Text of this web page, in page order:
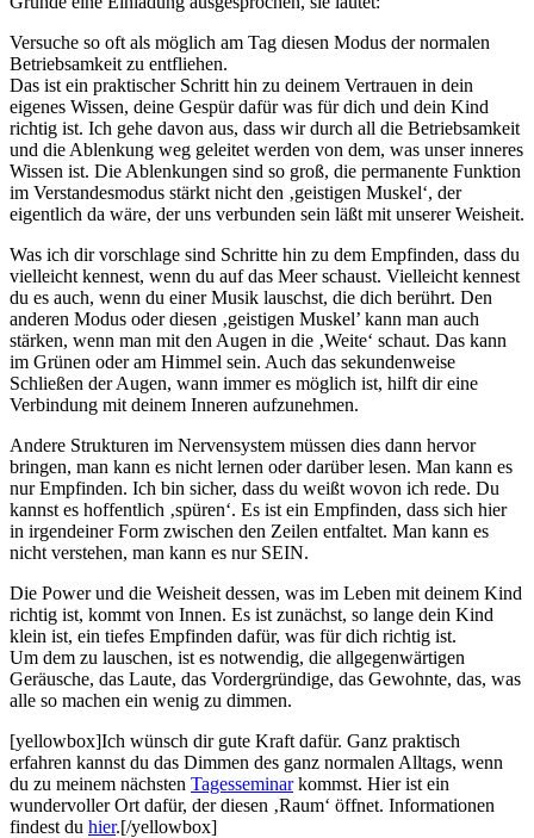
Versuche so oft als möglich am Tag diesen Modus der normalen
Betriebsamkeit zu entfliehen.
Das ist ein praktischer Schritt hin zu deinem Vertrauen in dein
eigenes Wissen, deine Gespür dafür was für dich und dein Kind
richtig ist. Ich gehe davon aus, dass wir durch all die Betriebsamkeit
und die Ablenkung weg geleitet werden von dem, was unser inneres
Wissen ist. Die Ablenkungen sind so groß, die permanente Funktion
im Verstandesmodus stärkt nicht den ‚geistigen Muskel‘, der
eigentlich da wäre, der uns verbunden sein läßt mit unserer Weisheit.
Was ich dir vorschlage sind Schritte hin zu dem Empfinden, dass du
vielleicht kennest, wenn du auf das Meer schaust. Vielleicht kennest
du es auch, wenn du einer Musik lauschst, die dich berührt. Den
anderen Modus oder diesen ‚geistigen Muskel’ kann man auch
stärken, wenn man mit den Augen in die ‚Weite‘ schaut. Das kann
im Grünen oder am Himmel sein. Auch das sekundenweise
Schließen der Augen, wann immer es möglich ist, hilft dir eine
Verbindung mit deinem Inneren aufzunehmen.
Andere Strukturen im Nervensystem müssen dies dann hervor
bringen, man kann es nicht lernen oder darüber lesen. Man kann es
nur Empfinden. Ich bin sicher, dass du weißt wovon ich rede. Du
kannst es hoffentlich ‚spüren‘. Es ist ein Empfinden, dass sich hier
in irgendeiner Form zwischen den Zeilen entfaltet. Man kann es
nicht verstehen, man kann es nur SEIN.
Die Power und die Weisheit dessen, was im Leben mit deinem Kind
richtig ist, kommt von Innen. Es ist zunächst, so lange dein Kind
klein ist, ein tiefes Empfinden dafür, was für dich richtig ist.
Um dem zu lauschen, ist es notwendig, die allgegenwärtigen
Geräusche, das Laute, das Vordergründige, das Gewohnte, das, was
alle so machen ein wenig zu dimmen.
[yellowbox]Ich wünsch dir gute Kraft dafür. Ganz praktisch
erfahren kannst du das Dimmen des ganz normalen Alltags, wenn
du zu meinem nächsten Tagesseminarkommst. Hier ist ein
wundervoller Ort dafür, der diesen ‚Raum‘ öffnet. Informationen
findest du hier.[/yellowbox]